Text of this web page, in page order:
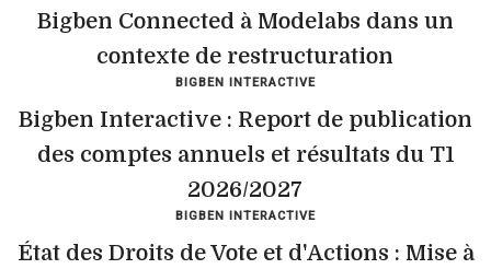
Bigben Connected à Modelabs dans un
contexte de restructuration
BIGBEN INTERACTIVE
Bigben Interactive : Report de publication
des comptes annuels et résultats du T1
2026/2027
BIGBEN INTERACTIVE
État des Droits de Vote et d'Actions : Mise à